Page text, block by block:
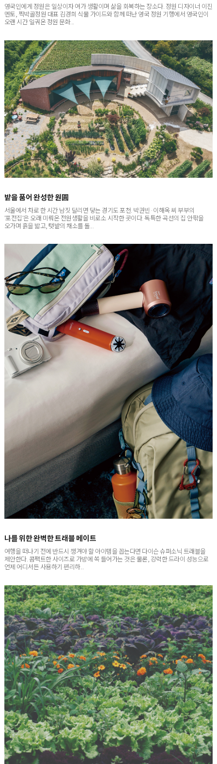
멘토, 찍박골정원 대표 김경희 식물 가이드와 함께 떠난 영국 정원 기행에서 영국인이
오랜 시간 일궈온 정원 문화...
서울에서 차로 한 시간 남짓 달리면 닿는 경기도 포천. 박권빈·이해옥 씨 부부의
'포전집'은 오래 미뤄온 전원생활을 비로소 시작한 곳이다. 독특한 곡선의 집 안팎을
오가며 흙을 밟고, 텃밭의 채소를 돌...
여행을 떠나기 전에 반드시 챙겨야 할 아이템을 꼽는다면 다이슨 슈퍼소닉 트래블을
제안한다. 콤팩트한 사이즈로 가방에 쏙 들어가는 것은 물론, 강력한 드라이 성능으로
언제 어디서든 사용하기 편리하...